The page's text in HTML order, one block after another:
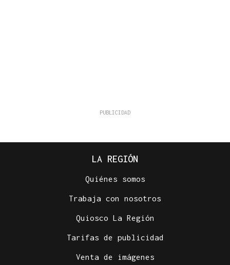
LA REGIÓN
Quiénes somos
Trabaja con nosotros
Quiosco La Región
Tarifas de publicidad
Venta de imágenes